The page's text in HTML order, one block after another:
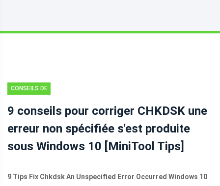
CONSEILS DE
DE DONNÉES
9 conseils pour corriger CHKDSK une
erreur non spécifiée s'est produite
sous Windows 10 [MiniTool Tips]
9 Tips Fix Chkdsk An Unspecified Error Occurred Windows 10